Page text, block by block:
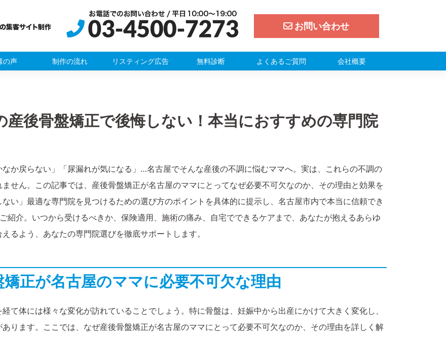
お問い合わせ
の声 制作の流れ リスティング広告 無料診断 よくあるご質問 会社概要
産後骨盤矯正で後悔しない！本当におすすめの専門院
なか戻らない」「尿漏れが気になる」…名古屋でそんな産後の不調に悩むママへ。実は、これらの不調の
せん。この記事では、産後骨盤矯正が名古屋のママにとってなぜ必要不可欠なのか、その理由と効果を
い」最適な専門院を見つけるための選び方のポイントを具体的に提示し、名古屋市内で本当に信頼でき
紹介。いつから受けるべきか、保険適用、施術の痛み、自宅でできるケアまで、あなたが抱えるあらゆ
るよう、あなたの専門院選びを徹底サポートします。
矯正が名古屋のママに必要不可欠な理由
て体には様々な変化が訪れていることでしょう。特に骨盤は、妊娠中から出産にかけて大きく変化し、
ります。ここでは、なぜ産後骨盤矯正が名古屋のママにとって必要不可欠なのか、その理由を詳しく解